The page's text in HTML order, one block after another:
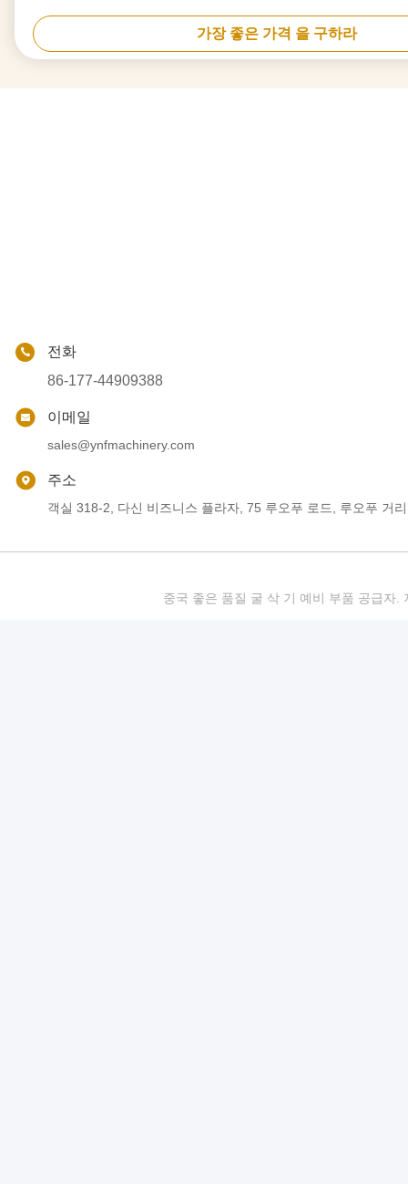
가장 좋은 가격 을 구하라
전화
86-177-44909388
이메일
sales@ynfmachinery.com
주소
객실 318-2, 다신 비즈니스 플라자, 75 루오푸 로드, 루오푸 거
중국 좋은 품질 굴 삭 기 예비 부품 공급자